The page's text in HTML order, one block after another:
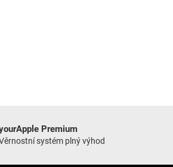
Premium
systém plný výhod